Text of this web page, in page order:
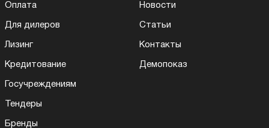
Оплата
Для дилеров
Лизинг
Кредитование
Госучреждениям
Тендеры
Бренды
Новости
Статьи
Контакты
Демопоказ